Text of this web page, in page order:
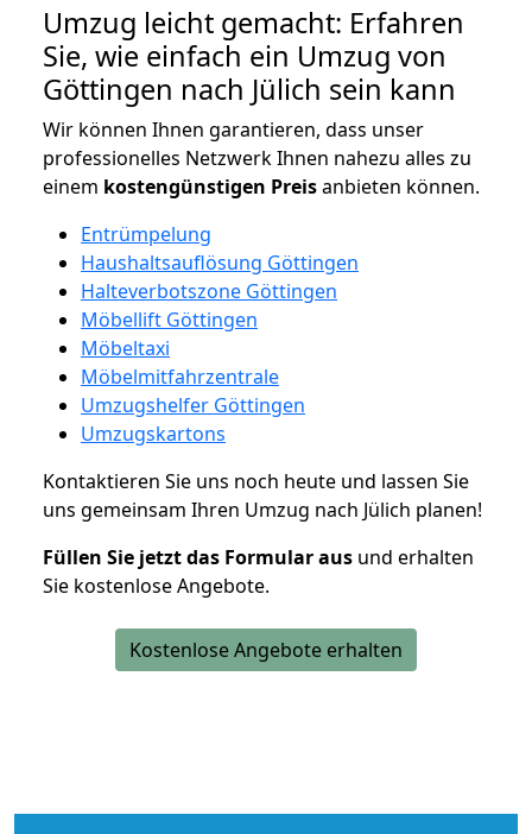
Umzug leicht gemacht: Erfahren
Sie, wie einfach ein Umzug von
Göttingen nach Jülich sein kann
Wir können Ihnen garantieren, dass unser
professionelles Netzwerk Ihnen nahezu alles zu
einem kostengünstigen Preisanbieten können.
Entrümpelung
Haushaltsauflösung Göttingen
Halteverbotszone Göttingen
Möbellift Göttingen
Möbeltaxi
Möbelmitfahrzentrale
Umzugshelfer Göttingen
Umzugskartons
Kontaktieren Sie uns noch heute und lassen Sie
uns gemeinsam Ihren Umzug nach Jülich planen!
Füllen Sie jetzt das Formular aus und erhalten
Sie kostenlose Angebote.
Kostenlose Angebote erhalten